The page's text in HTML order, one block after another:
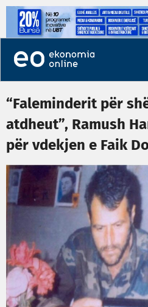
“Faleminderit për
atdheut”, Ramush
për vdekjen e Faik